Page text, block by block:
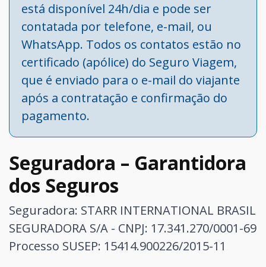
está disponível 24h/dia e pode ser
contatada por telefone, e-mail, ou
WhatsApp. Todos os contatos estão no
certificado (apólice) do Seguro Viagem,
que é enviado para o e-mail do viajante
após a contratação e confirmação do
pagamento.
Seguradora – Garantidora
dos Seguros
Seguradora: STARR INTERNATIONAL BRASIL
SEGURADORA S/A - CNPJ: 17.341.270/0001-69
Processo SUSEP: 15414.900226/2015-11